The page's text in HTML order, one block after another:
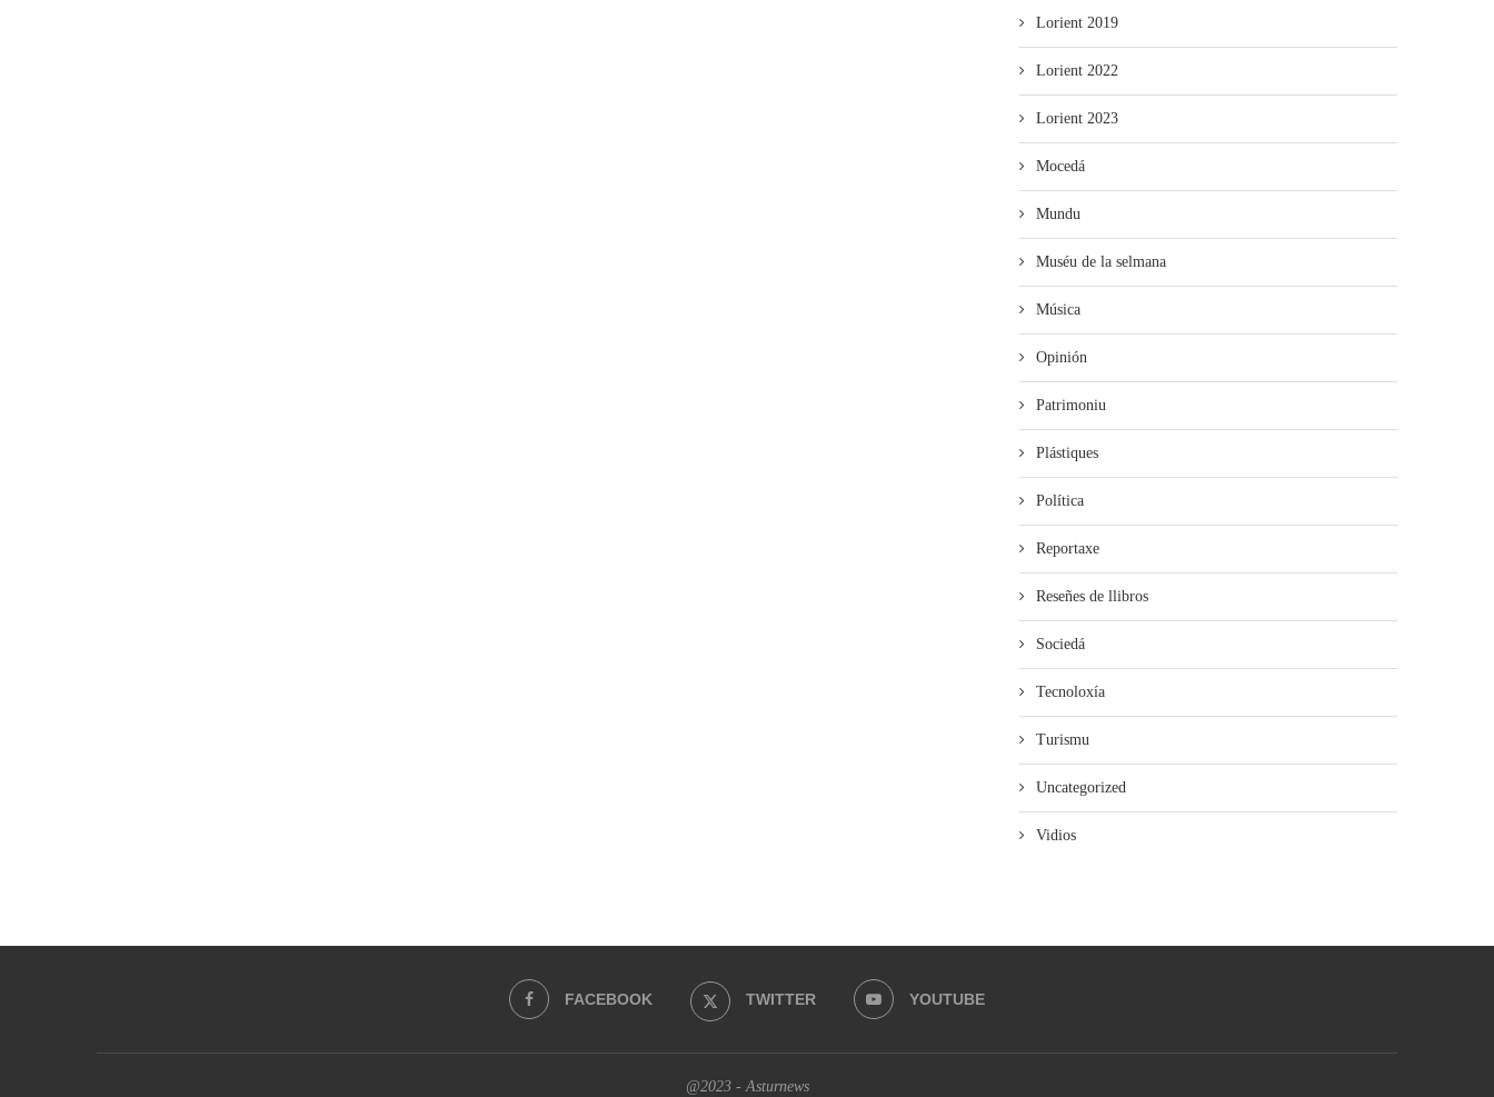
Lorient 2019
Lorient 2022
Lorient 2023
Mocedá
Mundu
Muséu de la selmana
Música
Opinión
Patrimoniu
Plástiques
Política
Reportaxe
Reseñes de llibros
Sociedá
Tecnoloxía
Turismu
Uncategorized
Vidios
FACEBOOK TWITTER YOUTUBE
@2023 - Asturnews